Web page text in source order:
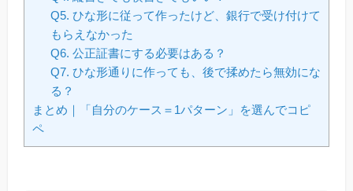
Q5. ひな形に従って作ったけど、銀行で受け付けて
もらえなかった
Q6. 公正証書にする必要はある？
Q7. ひな形通りに作っても、後で揉めたら無効にな
る？
まとめ｜「自分のケース＝1パターン」を選んでコピ
ペ